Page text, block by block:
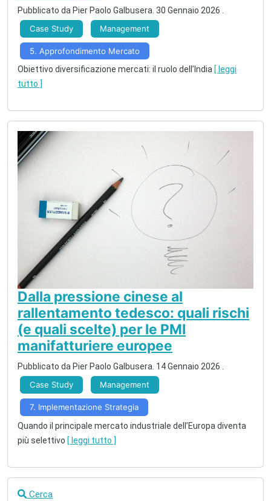
Pubblicato da Pier Paolo Galbusera 30 Gennaio 2026
Case Study
Management
5. Approfondimento Mercato
Obiettivo diversificazione mercati: il ruolo dell’India [ leggi
tutto ]
Dalla pressione cinese al
rallentamento tedesco: quali rischi
(e quali scelte) per le PMI
manifatturiere europee
Pubblicato da Pier Paolo Galbusera. 14 Gennaio 2026 .
Case Study
Management
7. Implementazione Strategia
Quando il principale mercato industriale dell’Europa diventa
più selettivo [ leggi tutto ]
Cerca